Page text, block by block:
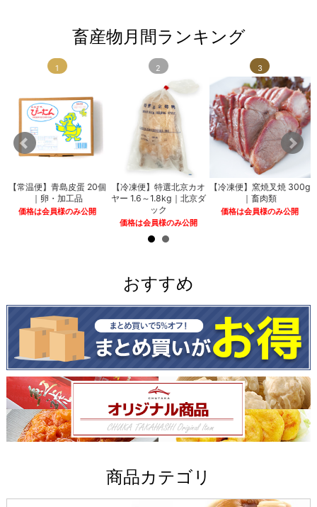
畜産物月間ランキング
1
【常温便】青島皮蛋 20個
｜卵・加工品
価格は会員様のみ公開
2
【冷凍便】特選北京カオ
ヤー 1.6～1.8kg｜北京ダ
ック
価格は会員様のみ公開
3
【冷凍便】窯焼叉焼 300g
｜畜肉類
価格は会員様のみ公開
おすすめ
商品カテゴリ